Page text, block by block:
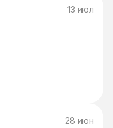
13 июл
28 июн